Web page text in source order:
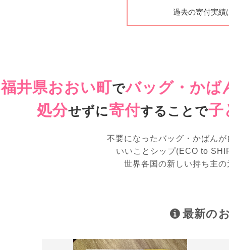
過去の寄付実績
福井県おおい町でバッグ・かば
処分せずに寄付することで子
不要になったバッグ・かばんが
いいことシップ(ECO to
世界各国の新しい持ち主
最新の